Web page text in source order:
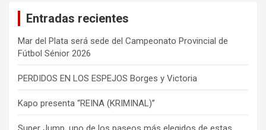
Entradas recientes
Mar del Plata será sede del Campeonato Provincial de
Fútbol Sénior 2026
PERDIDOS EN LOS ESPEJOS Borges y Victoria
Kapo presenta “REINA (KRIMINAL)”